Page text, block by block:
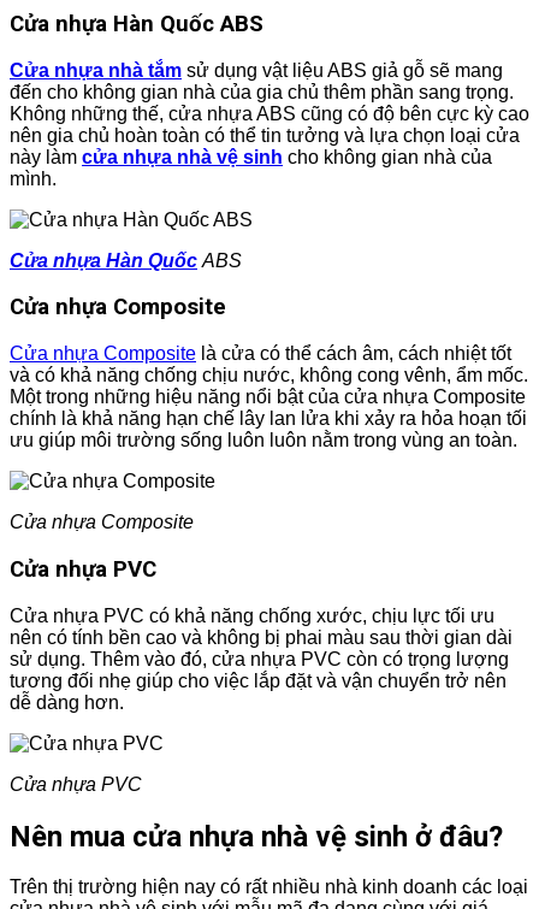
Cửa nhựa Hàn Quốc ABS
Cửa nhựa nhà tắm sử dụng vật liệu ABS giả gỗ sẽ mang
đến cho không gian nhà của gia chủ thêm phần sang trọng.
Không những thế, cửa nhựa ABS cũng có độ bên cực kỳ cao
nên gia chủ hoàn toàn có thể tin tưởng và lựa chọn loại cửa
này làm cửa nhựa nhà vệ sinh cho không gian nhà của
mình.
Cửa nhựa Hàn Quốc ABS
Cửa nhựa Composite
Cửa nhựa Composite là cửa có thể cách âm, cách nhiệt tốt
và có khả năng chống chịu nước, không cong vênh, ẩm mốc.
Một trong những hiệu năng nổi bật của cửa nhựa Composite
chính là khả năng hạn chế lây lan lửa khi xảy ra hỏa hoạn tối
ưu giúp môi trường sống luôn luôn nằm trong vùng an toàn.
Cửa nhựa Composite
Cửa nhựa PVC
Cửa nhựa PVC có khả năng chống xước, chịu lực tối ưu
nên có tính bền cao và không bị phai màu sau thời gian dài
sử dụng. Thêm vào đó, cửa nhựa PVC còn có trọng lượng
tương đối nhẹ giúp cho việc lắp đặt và vận chuyển trở nên
dễ dàng hơn.
Cửa nhựa PVC
Nên mua cửa nhựa nhà vệ sinh ở đâu?
Trên thị trường hiện nay có rất nhiều nhà kinh doanh các loại